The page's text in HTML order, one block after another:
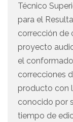
Técnico
para el
corrección de
proyecto
el
correcciones
producto con
conocido por
tiempo de